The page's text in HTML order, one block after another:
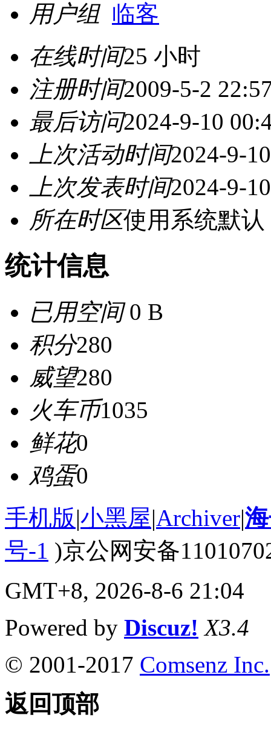
用户组 临客
在线时间25 小时
注册时间2009-5-2
最后访问2024-9-10
上次活动时间2024-9-
上次发表时间2024-9-
所在时区使用系统默认
统计信息
已用空间0 B
积分280
威望280
火车币1035
鲜花0
鸡蛋0
手机版|小黑屋|Archiver|
号-1 )京公网安备
GMT+8, 2026-8-6 21:04
Powered by Discuz! X3.4
© 2001-2017 Comsenz Inc.
返回顶部